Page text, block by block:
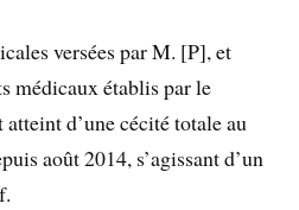
versées par M. [P], et
médicaux établis par le
d’une cécité totale au
août 2014, s’agissant d’un